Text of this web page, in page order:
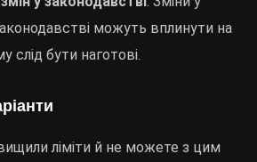
можуть вплинути на
слід бути наготові.
ліміти й не можете з цим